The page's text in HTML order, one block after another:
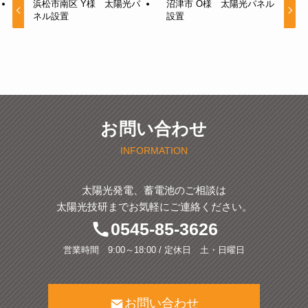
浜松市南区 Y様 太陽光パ
ネル設置
沼津市 O様 太陽光パネル
設置
お問い合わせ
INFORMATION
太陽光発電、蓄電池のご相談は
太陽光技研までお気軽にご連絡ください。
0545-85-3626
営業時間 9:00～18:00 / 定休日 土・日曜日
お問い合わせ